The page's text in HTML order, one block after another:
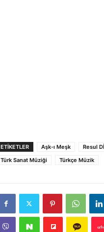
ETIKETLER Aşk-ı Meşk Resul
Türk Sanat Müziği
Türkçe Müzik